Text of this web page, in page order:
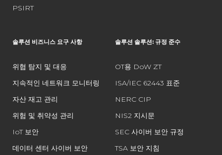
PSIRT
솔루션 비즈니스 요구 사항
위협 탐지 및 대응
지속적인 네트워크 모니터링
자산 재고 관리
위험 및 취약성 관리
IoT 보안
데이터 센터 사이버 보안
솔루션 솔루션: 규정 준수
OT용 DoW ZT
ISA/IEC 62443 표준
NERC CIP
NIS2 지시문
SEC 사이버 보안 규정
TSA 보안 지침